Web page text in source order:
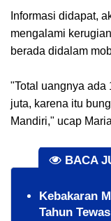
Informasi didapat,
mengalami
berada didalam
"Total uangnya ada
juta, karena itu
Mandiri," ucap
BACA
Kebakaran
Tahun